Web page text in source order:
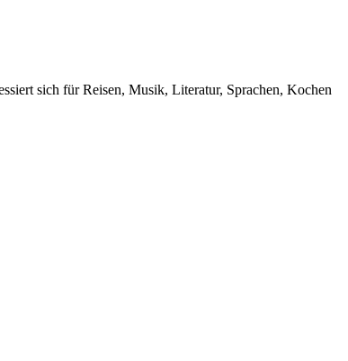
sich für Reisen, Musik, Literatur, Sprachen, Kochen